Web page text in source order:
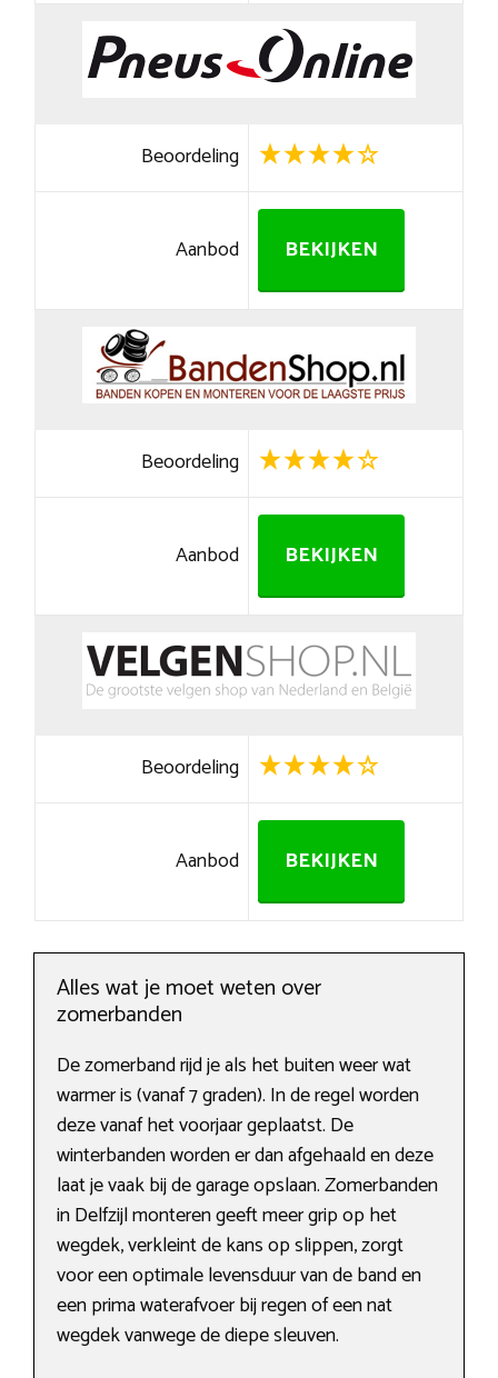
Beoordeling
Aanbod BEKIJKEN
Beoordeling
Aanbod BEKIJKEN
Beoordeling
Aanbod BEKIJKEN
Alles wat je moet weten over
zomerbanden
De zomerband rijd je als het buiten weer wat
warmer is (vanaf 7 graden). In de regel worden
deze vanaf het voorjaar geplaatst. De
winterbanden worden er dan afgehaald en deze
laat je vaak bij de garage opslaan. Zomerbanden
in Delfzijl monteren geeft meer grip op het
wegdek, verkleint de kans op slippen, zorgt
voor een optimale levensduur van de band en
een prima waterafvoer bij regen of een nat
wegdek vanwege de diepe sleuven.